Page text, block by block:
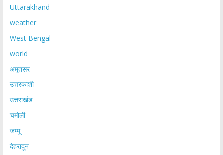
Uttarakhand
weather
West Bengal
world
अमृतसर
उत्तरकाशी
उत्तराखंड
चमोली
जम्मू
देहरादून